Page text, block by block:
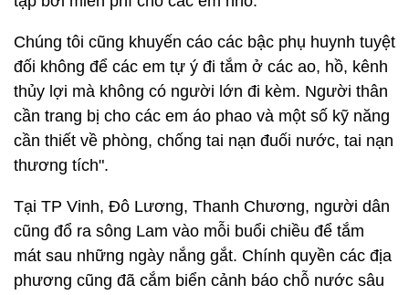
Chúng tôi cũng khuyến cáo các bậc phụ huynh tuyệt
đối không để các em tự ý đi tắm ở các ao, hồ, kênh
thủy lợi mà không có người lớn đi kèm. Người thân
cần trang bị cho các em áo phao và một số kỹ năng
cần thiết về phòng, chống tai nạn đuối nước, tai nạn
thương tích".
Tại TP Vinh, Đô Lương, Thanh Chương, người dân
cũng đổ ra sông Lam vào mỗi buổi chiều để tắm
mát sau những ngày nắng gắt. Chính quyền các địa
phương cũng đã cắm biển cảnh báo chỗ nước sâu